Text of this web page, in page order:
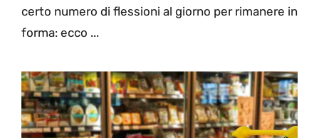
certo numero di flessioni al giorno per rimanere in
forma: ecco ...